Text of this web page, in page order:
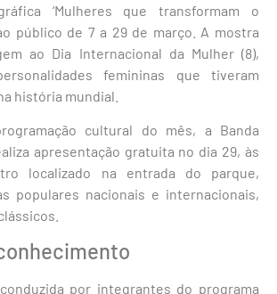
‘Mulheres que transformam o
público de 7 a 29 de março. A mostra
ao Dia Internacional da Mulher (8),
femininas que tiveram
história mundial.
cultural do mês, a Banda
apresentação gratuita no dia 29, às
localizado na entrada do parque,
populares nacionais e internacionais,
por integrantes do programa